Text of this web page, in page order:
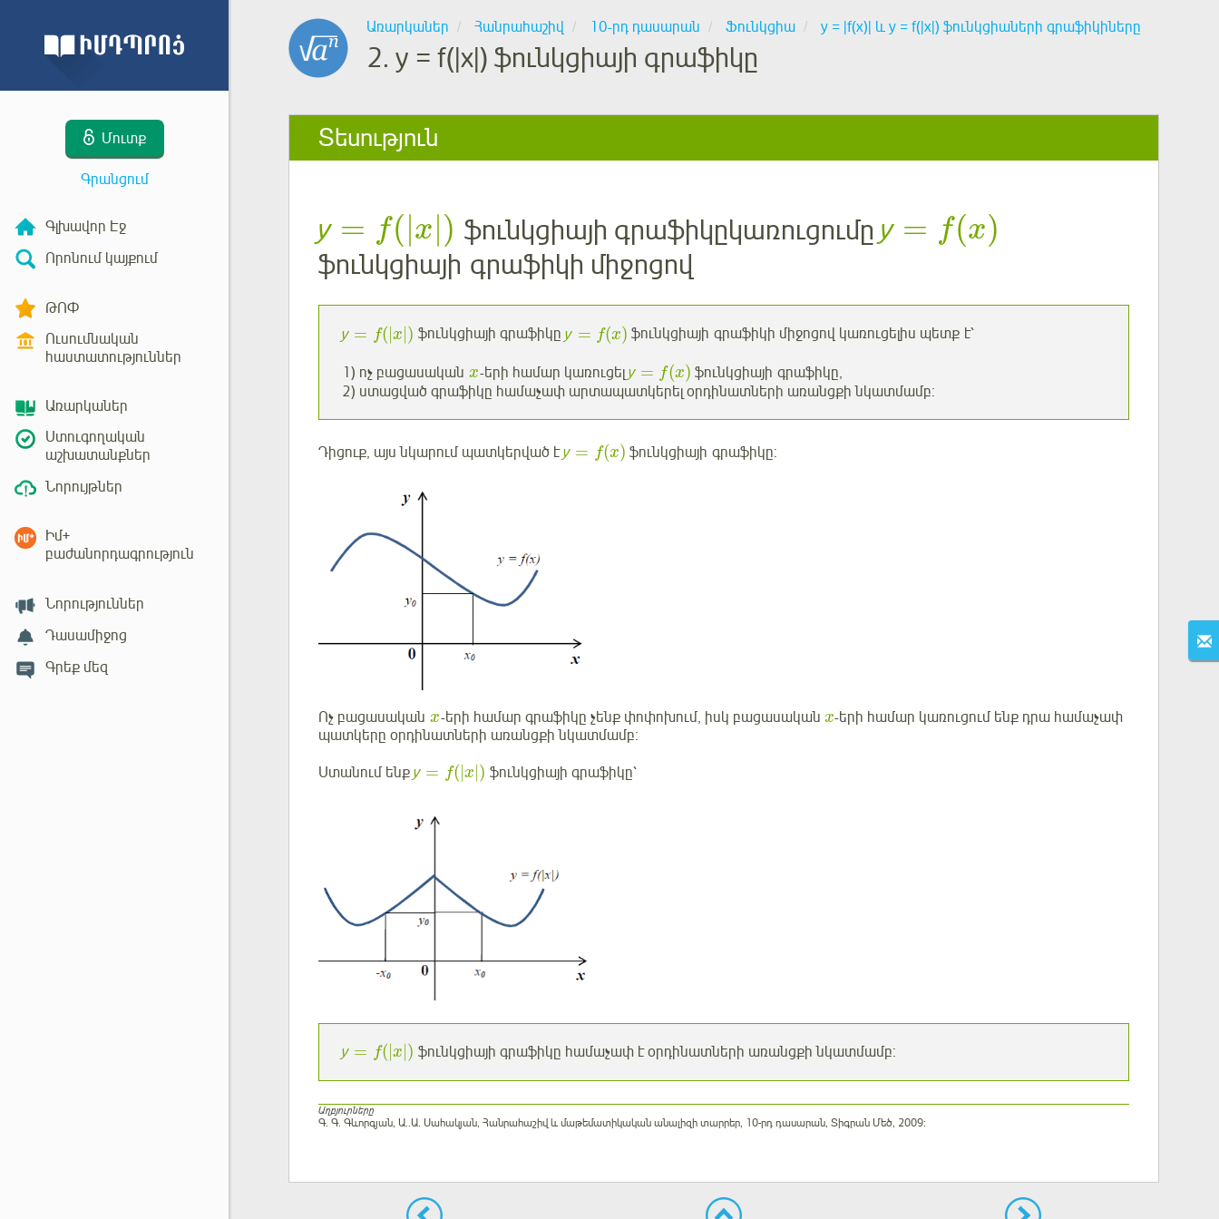
Մուտք
Գրանցում
Գլխավոր Էջ
Որոնում կայքում
ԹՈՓ
Ուսումնական
հաստատություններ
Առարկաներ
Ստուգողական
աշխատանքներ
Նորույթներ
Իմ+
բաժանորդագրություն
Նորություններ
Դասամիջոց
Գրեք մեզ
Առարկաներ Հանրահաշիվ 10-րդ դասարան Ֆունկցիա у = |f(x)| և у = f(|x|) ֆունկցիաների գրաֆիկիները
2. у = f(|x|) ֆունկցիայի գրաֆիկը
Տեսություն
у = f( x ) ֆունկցիայի գրաֆիկըկառուցումը у = f(x)
ֆունկցիայի գրաֆիկի միջոցով
у = f( x ) ֆունկցիայի գրաֆիկըу = f(x) ֆունկցիայի գրաֆիկի միջոցով կառուցելիս պետք է՝
1) ոչ բացասական x-երի համար կառուցել у = f(x) ֆունկցիայի գրաֆիկը,
2) ստացված գրաֆիկը համաչափ արտապատկերել օրդինատների առանցքի նկատմամբ:
Դիցուք, այս նկարում պատկերված էу = f(x) ֆունկցիայի գրաֆիկը:
Ոչ բացասական x-երի համար գրաֆիկը չենք փոփոխում, իսկ բացասական x-երի համար կառուցում ենք դրա համաչափ
պատկերը օրդինատների առանցքի նկատմամբ:
Ստանում ենք у = f( x ) ֆունկցիայի գրաֆիկը՝
у = f( x ) ֆունկցիայի գրաֆիկը համաչափ է օրդինատների առանցքի նկատմամբ:
Աղբյուրները
Գ. Գ. Գևորգյան, Ա..Ա. Սահակյան, Հանրահաշիվ և մաթեմատիկական անալիզի տարրեր, 10-րդ դասարան, Տիգրան Մեծ, 2009: